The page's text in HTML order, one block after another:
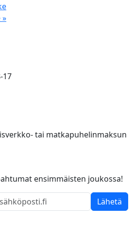
»
17
tai matkapuhelinmaksun
ensimmäisten joukossa!
Lähetä